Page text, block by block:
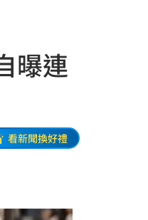
曝連
看新聞換好禮